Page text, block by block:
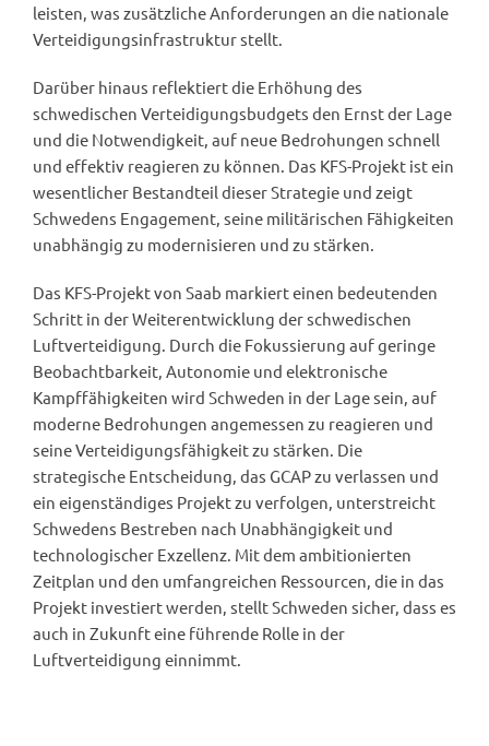
leisten, was zusätzliche Anforderungen an die nationale
Verteidigungsinfrastruktur stellt.
Darüber hinaus reflektiert die Erhöhung des
schwedischen Verteidigungsbudgets den Ernst der Lage
und die Notwendigkeit, auf neue Bedrohungen schnell
und effektiv reagieren zu können. Das KFS-Projekt ist ein
wesentlicher Bestandteil dieser Strategie und zeigt
Schwedens Engagement, seine militärischen Fähigkeiten
unabhängig zu modernisieren und zu stärken.
Das KFS-Projekt von Saab markiert einen bedeutenden
Schritt in der Weiterentwicklung der schwedischen
Luftverteidigung. Durch die Fokussierung auf geringe
Beobachtbarkeit, Autonomie und elektronische
Kampffähigkeiten wird Schweden in der Lage sein, auf
moderne Bedrohungen angemessen zu reagieren und
seine Verteidigungsfähigkeit zu stärken. Die
strategische Entscheidung, das GCAP zu verlassen und
ein eigenständiges Projekt zu verfolgen, unterstreicht
Schwedens Bestreben nach Unabhängigkeit und
technologischer Exzellenz. Mit dem ambitionierten
Zeitplan und den umfangreichen Ressourcen, die in das
Projekt investiert werden, stellt Schweden sicher, dass es
auch in Zukunft eine führende Rolle in der
Luftverteidigung einnimmt.